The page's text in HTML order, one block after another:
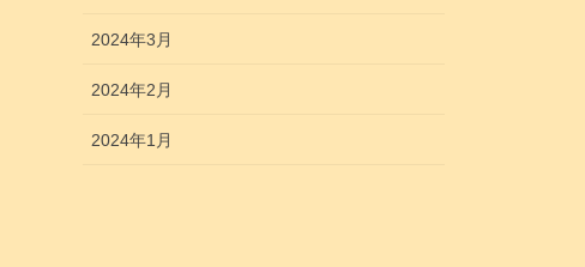
2024年3月
2024年2月
2024年1月